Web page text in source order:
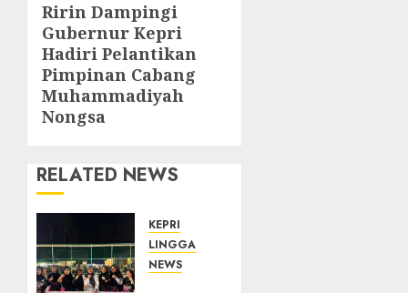
Next
post:
Ririn Dampingi
Gubernur Kepri
Hadiri Pelantikan
Pimpinan Cabang
Muhammadiyah
Nongsa
RELATED NEWS
KEPRI
LINGGA
NEWS